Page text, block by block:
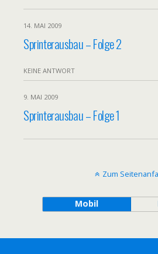
14. MAI 2009
Sprinterausbau – Folge 2
KEINE ANTWORT
9. MAI 2009
Sprinterausbau – Folge 1
Zum
Mobil